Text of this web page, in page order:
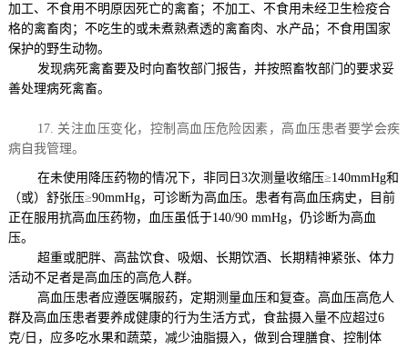
加工、不食用不明原因死亡的禽畜；不加工、不食用未经卫生检疫合
格的禽畜肉；不吃生的或未煮熟煮透的禽畜肉、水产品；不食用国家
保护的野生动物。
发现病死禽畜要及时向畜牧部门报告，并按照畜牧部门的要求妥
善处理病死禽畜。
17. 关注血压变化，控制高血压危险因素，高血压患者要学会疾
病自我管理。
在未使用降压药物的情况下，非同日 3次测量收缩压≥140mmHg和
（或）舒张压≥90mmHg，可诊断为高血压。患者有高血压病史，目前
正在服用抗高血压药物，血压虽低于140/90 mmHg，仍诊断为高血
压。
超重或肥胖、高盐饮食、吸烟、长期饮酒、长期精神紧张、体力
活动不足者是高血压的高危人群。
高血压患者应遵医嘱服药，定期测量血压和复查。高血压高危人
群及高血压患者要养成健康的行为生活方式，食盐摄入量不应超过6
克/日，应多吃水果和蔬菜，减少油脂摄入，做到合理膳食、控制体